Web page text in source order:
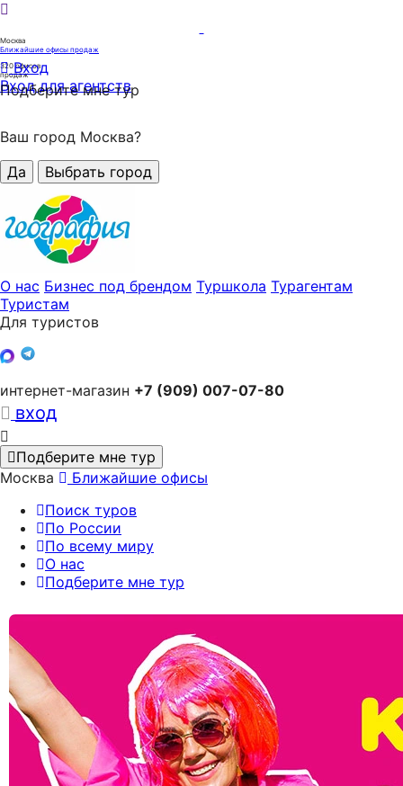
Москва
Ближайшие офисы продаж
320офисов
продаж
Вход
Вход для агентств
Подберите мне тур
Ваш город Москва?
Да
Выбрать город
О нас Бизнес под брендом Туршкола Турагентам
Туристам
Для туристов
интернет-магазин +7 (909) 007-07-80
вход
Подберите мне тур
Москва
Ближайшие офисы
Поиск туров
По России
По всему миру
О нас
Подберите мне тур